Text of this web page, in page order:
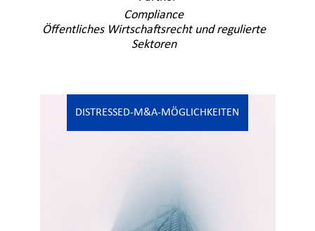
Compliance
Öffentliches Wirtschaftsrecht und regulierte
Sektoren
DISTRESSED-M&A-MÖGLICHKEITEN